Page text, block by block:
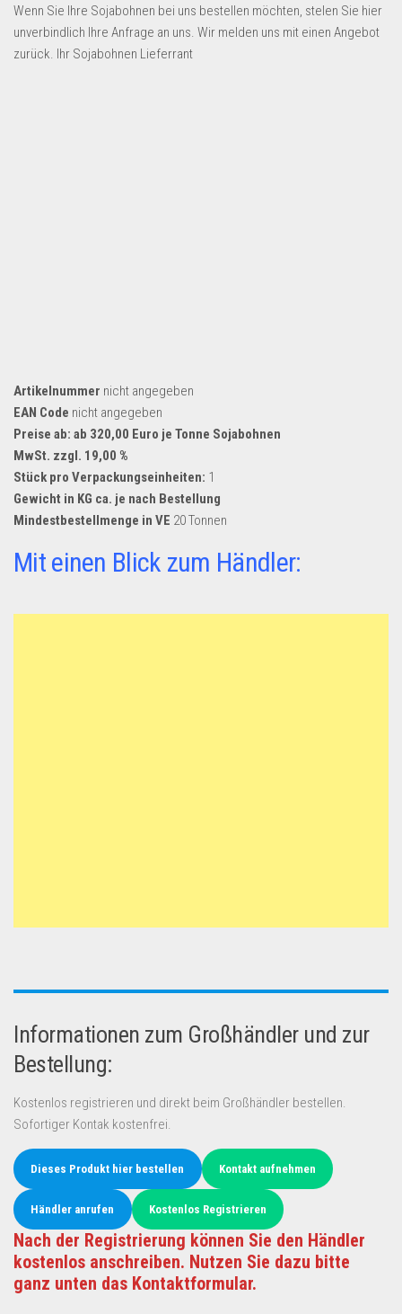
Uhren & Schmuck
Wohnen & Einrichten
Lidl
Kostenlos verkaufen
Anmelden
Kostenlos Registrieren
Newsletter
Wenn Sie Ihre Sojabohnen bei uns bestellen möchten, stelen Sie hier
unverbindlich Ihre Anfrage an uns. Wir melden uns mit einen Angebot
zurück. Ihr Sojabohnen Lieferrant
Artikelnummer nicht angegeben
EAN Code nicht angegeben
Preise ab: ab 320,00 Euro je Tonne Sojabohnen
MwSt. zzgl. 19,00 %
Stück pro Verpackungseinheiten: 1
Gewicht in KG ca. je nach Bestellung
Mindestbestellmenge in VE 20 Tonnen
Mit einen Blick zum Händler:
Informationen zum Großhändler und zur
Bestellung:
Kostenlos registrieren und direkt beim Großhändler bestellen.
Sofortiger Kontak kostenfrei.
Dieses Produkt hier bestellen Kontakt aufnehmen
Händler anrufen Kostenlos Registrieren
Nach der Registrierung können Sie den Händler
kostenlos anschreiben. Nutzen Sie dazu bitte
ganz unten das Kontaktformular.